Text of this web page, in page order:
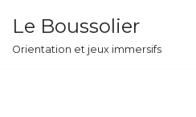
Aller
Le Boussolier
Orientation et jeux immersifs